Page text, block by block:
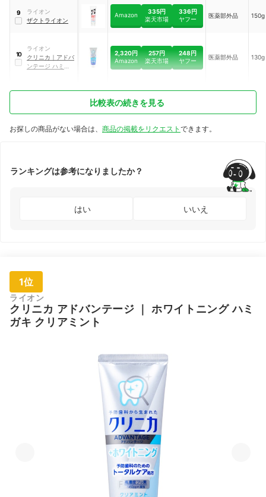
9
ライオン
ザクトライオン
Amazon
335円
楽天市場
336円
ヤフー
医薬部外品 150g
10
ライオン
クリニカ ｜ アドバ
ンテージ ハミガ
2,320円
Amazon
257円
楽天市場
248円
ヤフー
医薬部外品 130g
比較表の続きを見る
お探しの商品がない場合は、 商品の掲載をリクエスト できます。
ランキングは参考になりましたか？
はい いいえ
1位
ライオン
クリニカ アドバンテージ
ホワイトニング ハミ
ガキ クリアミント